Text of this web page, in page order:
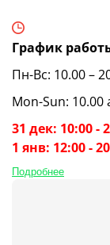
График
Пн-Вс: 10.00 –
Mon-Sun: 10.00
31 дек: 10:00 -
1 янв: 12:00 -
Подробнее